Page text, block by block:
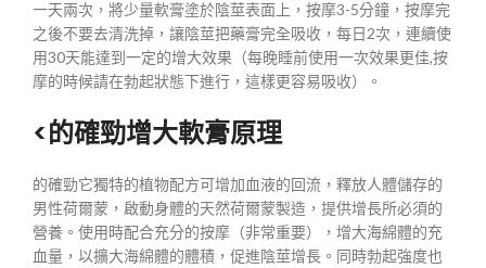
一天兩次，將少量軟膏塗於陰莖表面上，按摩3-5分鐘，按摩完
之後不要去清洗掉，讓陰莖把藥膏完全吸收，每日2次，連續使
用30天能達到一定的增大效果（每晚睡前使用一次效果更佳,按
摩的時候請在勃起狀態下進行，這樣更容易吸收）。
<的確勁增大軟膏原理
的確勁它獨特的植物配方可增加血液的回流，釋放人體儲存的
男性荷爾蒙，啟動身體的天然荷爾蒙製造，提供增長所必須的
營養。使用時配合充分的按摩（非常重要），增大海綿體的充
血量，以擴大海綿體的體積，促進陰莖增長。同時勃起強度也